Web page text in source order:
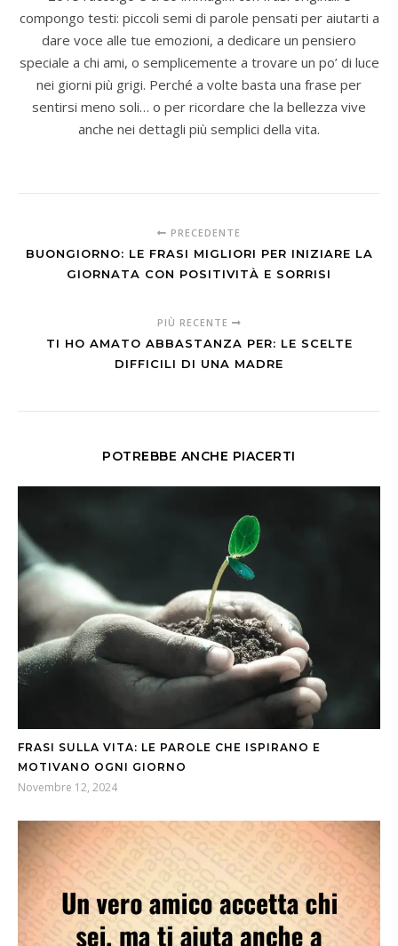
compongo testi: piccoli semi di parole pensati per aiutarti a
dare voce alle tue emozioni, a dedicare un pensiero
speciale a chi ami, o semplicemente a trovare un po’ di luce
nei giorni più grigi. Perché a volte basta una frase per
sentirsi meno soli… o per ricordare che la bellezza vive
anche nei dettagli più semplici della vita.
PRECEDENTE
BUONGIORNO: LE FRASI MIGLIORI PER INIZIARE LA
GIORNATA CON POSITIVITÀ E SORRISI
PIÙ RECENTE
TI HO AMATO ABBASTANZA PER: LE SCELTE
DIFFICILI DI UNA MADRE
POTREBBE ANCHE PIACERTI
FRASI SULLA VITA: LE PAROLE CHE ISPIRANO E
MOTIVANO OGNI GIORNO
Novembre 12, 2024